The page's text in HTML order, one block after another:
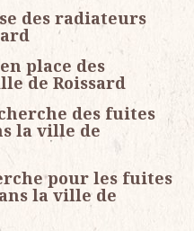
des radiateurs
place des
de Roissard
des fuites
la ville de
pour les fuites
la ville de